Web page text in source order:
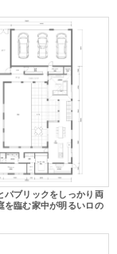
パブリックをしっかり両
を臨む家中が明るいロの